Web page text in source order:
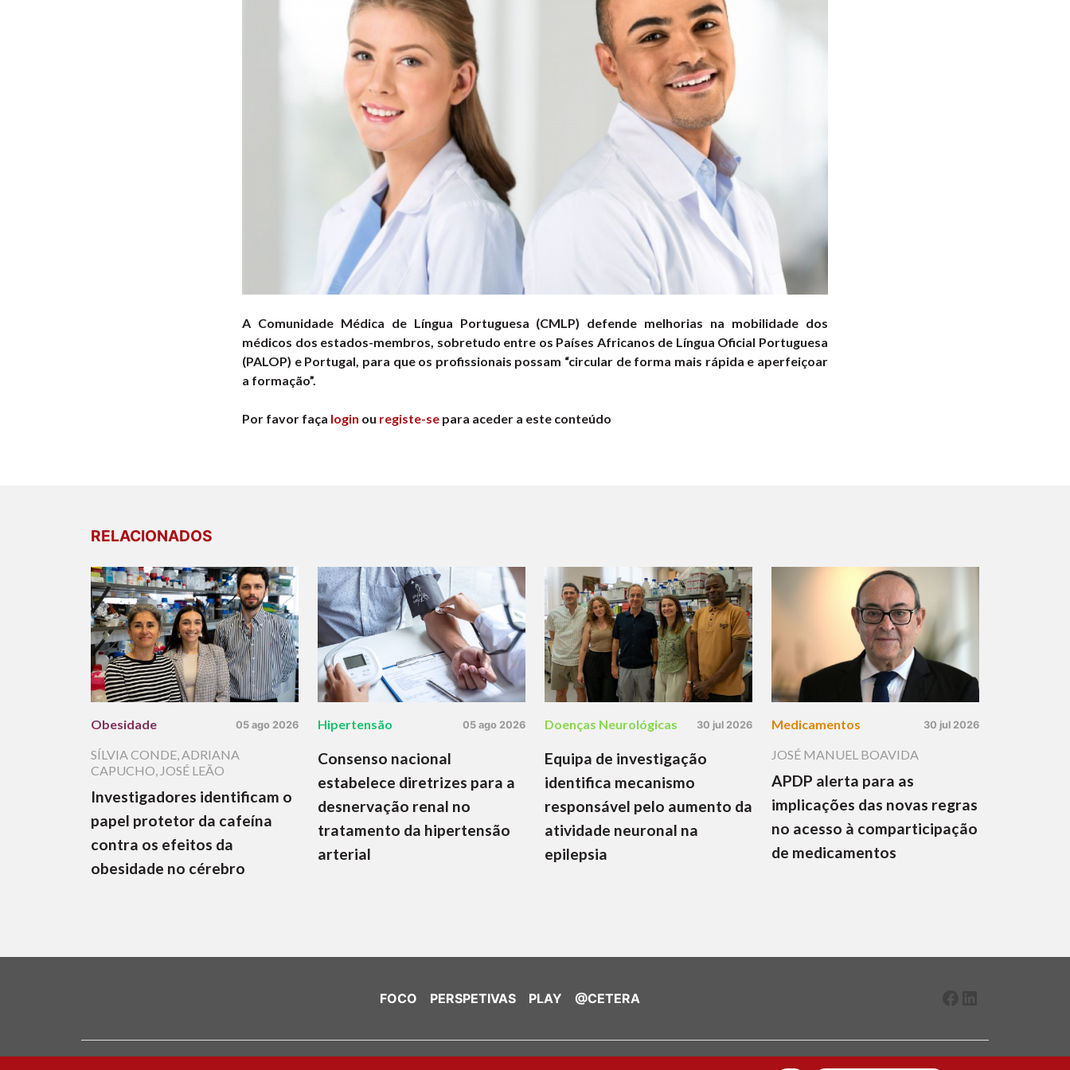
A Comunidade Médica de Língua Portuguesa (CMLP) defende melhorias na mobilidade dos
médicos dos estados-membros, sobretudo entre os Países Africanos de Língua Oficial Portuguesa
(PALOP) e Portugal, para que os profissionais possam “circular de forma mais rápida e aperfeiçoar
a formação”.
Por favor faça login ou registe-se para aceder a este conteúdo
RELACIONADOS
Obesidade 05 ago 2026
SÍLVIA CONDE,ADRIANA
CAPUCHO, JOSÉ LEÃO
Investigadores identificam o
papel protetor da cafeína
contra os efeitos da
obesidade no cérebro
Hipertensão 05 ago 2026
Consenso nacional
estabelece diretrizes para a
desnervação renal no
tratamento da hipertensão
arterial
Doenças Neurológicas 30 jul 2026
Equipa de investigação
identifica mecanismo
responsável pelo aumento da
atividade neuronal na
epilepsia
Medicamentos 30 jul 2026
JOSÉ MANUEL BOAVIDA
APDP alerta para as
implicações das novas regras
no acesso à comparticipação
de medicamentos
FOCO PERSPETIVAS PLAY @CETERA